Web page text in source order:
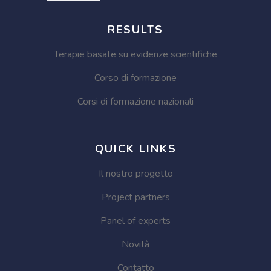
RESULTS
Terapie basate su evidenze scientifiche
Corso di formazione
Corsi di formazione nazionali
QUICK LINKS
Il nostro progetto
Project partners
Panel of experts
Novità
Contatto